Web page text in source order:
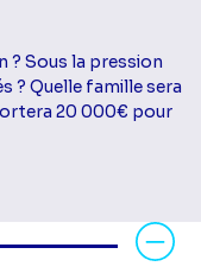
? Sous la pression
? Quelle famille sera
20 000€ pour
diffusion
Soirée